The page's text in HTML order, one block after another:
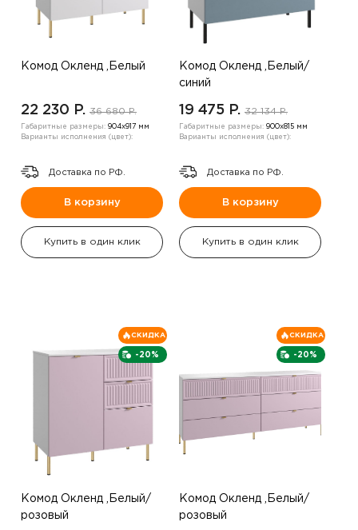
Комод Окленд ,Белый
22 230 P. 36 680 P.
Габаритные размеры: 904х917 мм
Варианты исполнения (цвет):
Доставка по РФ.
В корзину
Купить в один клик
Комод Окленд ,Белый/
синий
19 475 P. 32 134 P.
Габаритные размеры: 900х815 мм
Варианты исполнения (цвет):
Доставка по РФ.
В корзину
Купить в один клик
-20%
СКИДКА
Комод Окленд ,Белый/
розовый
-20%
СКИДКА
Комод Окленд ,Белый/
розовый